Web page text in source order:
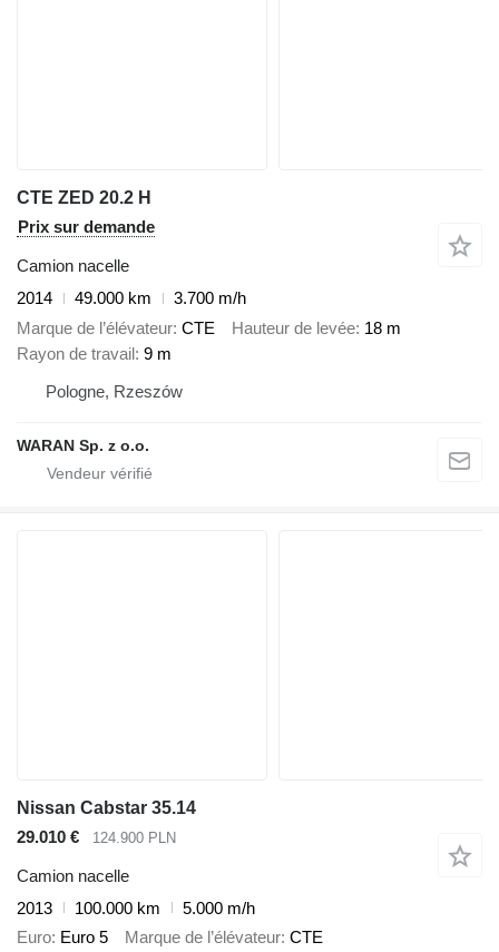
CTE ZED 20.2 H
Prix sur demande
Camion nacelle
2014
49.000 km
3.700 m/h
Marque de l’élévateur CTE Hauteur de levée 18 m
Rayon de travail 9 m
Pologne, Rzeszów
WARAN Sp. z o.o.
Nissan Cabstar 35.14
29.010 €
124.900 PLN
Camion nacelle
2013
100.000 km
5.000 m/h
Euro Euro 5 Marque de l’élévateur CTE